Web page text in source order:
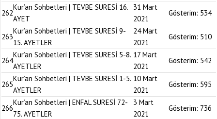
262
Kur’an Sohbetleri | TEVBE SURESİ 16.
AYET
31 Mart
2021
Gösterim: 534
263
Kur’an Sohbetleri | TEVBE SURESİ 9-
15. AYETLER
24 Mart
2021
Gösterim: 510
264
Kur’an Sohbetleri | TEVBE SURESİ 5-8.
AYETLER
17 Mart
2021
Gösterim: 542
265
Kur’an Sohbetleri | TEVBE SURESİ 1-5.
AYETLER
10 Mart
2021
Gösterim: 595
266
Kur’an Sohbetleri | ENFAL SURESİ 72-
75. AYETLER
3 Mart
2021
Gösterim: 736